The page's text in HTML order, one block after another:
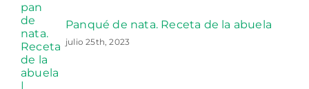
Panqué de nata. Receta de la abuela
julio 25th, 2023